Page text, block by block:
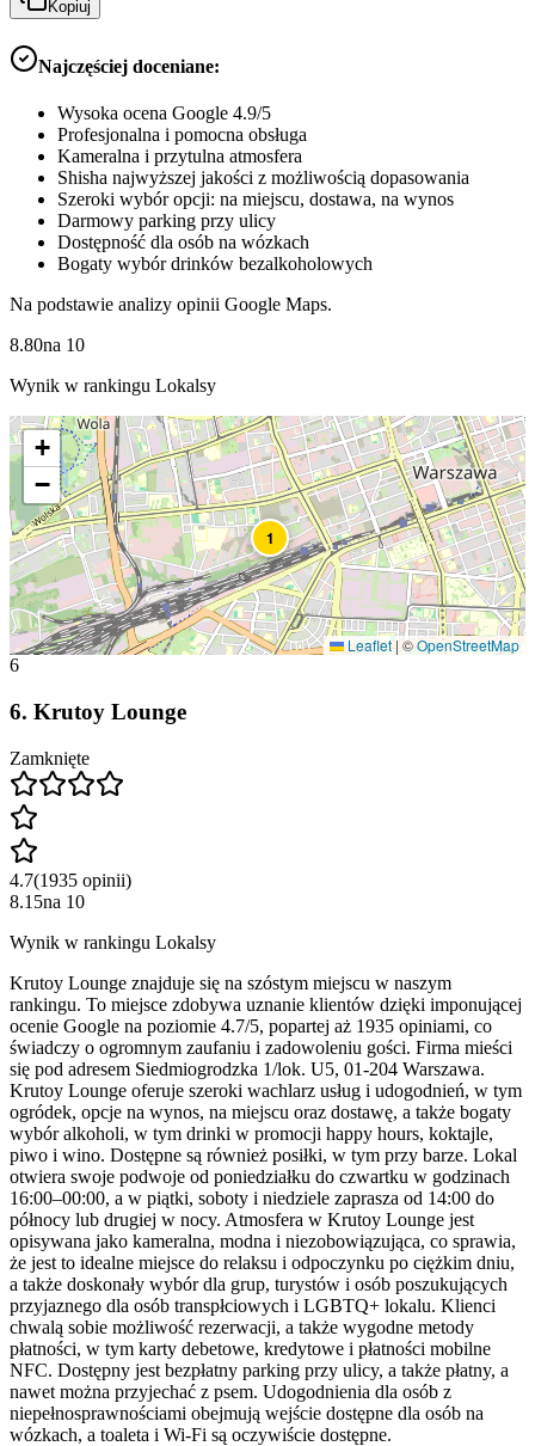
Kopiuj
Najczęściej doceniane:
Wysoka ocena Google 4.9/5
Profesjonalna i pomocna obsługa
Kameralna i przytulna atmosfera
Shisha najwyższej jakości z możliwością dopasowania
Szeroki wybór opcji: na miejscu, dostawa, na wynos
Darmowy parking przy ulicy
Dostępność dla osób na wózkach
Bogaty wybór drinków bezalkoholowych
Na podstawie analizy opinii Google Maps.
8.80na 10
Wynik w rankingu Lokalsy
1
+
−
Leaflet|©OpenStreetMap
6
6. Krutoy Lounge
Zamknięte
4.7(1935 opinii)
8.15na 10
Wynik w rankingu Lokalsy
Krutoy Lounge znajduje się na szóstym miejscu w naszym
rankingu. To miejsce zdobywa uznanie klientów dzięki imponującej
ocenie Google na poziomie 4.7/5, popartej aż 1935 opiniami, co
świadczy o ogromnym zaufaniu i zadowoleniu gości. Firma mieści
się pod adresem Siedmiogrodzka 1/lok. U5, 01-204 Warszawa.
Krutoy Lounge oferuje szeroki wachlarz usług i udogodnień, w tym
ogródek, opcje na wynos, na miejscu oraz dostawę, a także bogaty
wybór alkoholi, w tym drinki w promocji happy hours, koktajle,
piwo i wino. Dostępne są również posiłki, w tym przy barze. Lokal
otwiera swoje podwoje od poniedziałku do czwartku w godzinach
16:00–00:00, a w piątki, soboty i niedziele zaprasza od 14:00 do
północy lub drugiej w nocy. Atmosfera w Krutoy Lounge jest
opisywana jako kameralna, modna i niezobowiązująca, co sprawia,
że jest to idealne miejsce do relaksu i odpoczynku po ciężkim dniu,
a także doskonały wybór dla grup, turystów i osób poszukujących
przyjaznego dla osób transpłciowych i LGBTQ+ lokalu. Klienci
chwalą sobie możliwość rezerwacji, a także wygodne metody
płatności, w tym karty debetowe, kredytowe i płatności mobilne
NFC. Dostępny jest bezpłatny parking przy ulicy, a także płatny, a
nawet można przyjechać z psem. Udogodnienia dla osób z
niepełnosprawnościami obejmują wejście dostępne dla osób na
wózkach, a toaleta i Wi-Fi są oczywiście dostępne.